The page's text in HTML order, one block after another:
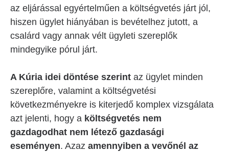
az eljárással egyértelműen a költségvetés járt jól,
hiszen ügylet hiányában is bevételhez jutott, a
csalárd vagy annak vélt ügyleti szereplők
mindegyike pórul járt.
A Kúria idei döntése szerint az ügylet minden
szereplőre, valamint a költségvetési
következményekre is kiterjedő komplex vizsgálata
azt jelenti, hogy a költségvetés nem
gazdagodhat nem létező gazdasági
eseményen. Azaz amennyiben a vevőnél az